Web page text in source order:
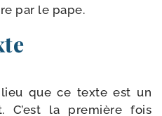
par le pape.
que ce texte est un
C’est la pre­mière fois